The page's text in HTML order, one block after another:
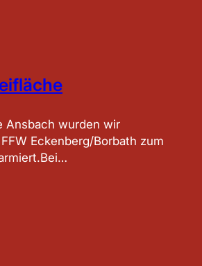
Ansbach wurden wir
Eckenberg/Borbath zum